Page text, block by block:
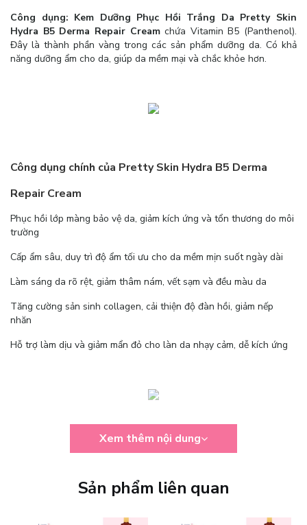
Công dụng: Kem Dưỡng Phục Hồi Trắng Da Pretty Skin
Hydra B5 Derma Repair Creamchứa Vitamin B5 (Panthenol).
Đây là thành phần vàng trong các sản phẩm dưỡng da. Có khả
năng dưỡng ẩm cho da, giúp da mềm mại và chắc khỏe hơn.
Công dụng chính của Pretty Skin Hydra B5 Derma
Repair Cream
Phục hồi lớp màng bảo vệ da, giảm kích ứng và tổn thương do môi
trường
Cấp ẩm sâu, duy trì độ ẩm tối ưu cho da mềm mịn suốt ngày dài
Làm sáng da rõ rệt, giảm thâm nám, vết sạm và đều màu da
Tăng cường sản sinh collagen, cải thiện độ đàn hồi, giảm nếp
nhăn
Hỗ trợ làm dịu và giảm mẩn đỏ cho làn da nhạy cảm, dễ kích ứng
Thành phần Centella Asiatica ( Rau má) trong
Hồi Trắng Da Pretty Skin Hydra B5 Derma Repair Cream
điều trị các vấn đề về da như vết thâm, mụn trứng cá và viêm da.
Xem thêm nội dung
Sản phẩm liên quan